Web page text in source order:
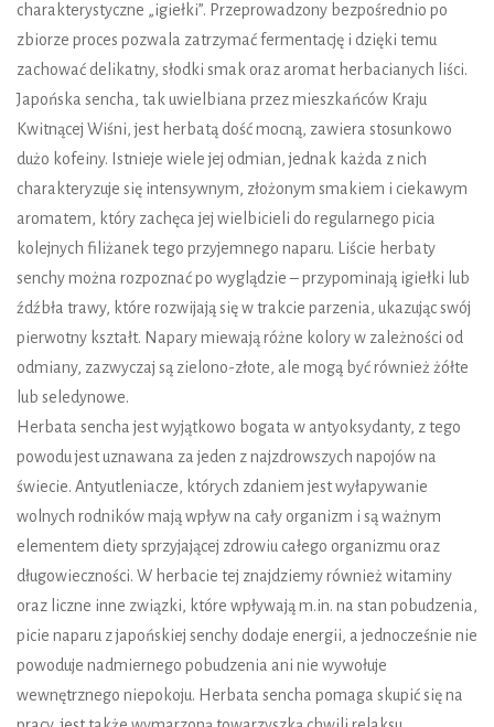
charakterystyczne „igiełki”. Przeprowadzony bezpośrednio po
zbiorze proces pozwala zatrzymać fermentację i dzięki temu
zachować delikatny, słodki smak oraz aromat herbacianych liści.
Japońska sencha, tak uwielbiana przez mieszkańców Kraju
Kwitnącej Wiśni, jest herbatą dość mocną, zawiera stosunkowo
dużo kofeiny. Istnieje wiele jej odmian, jednak każda z nich
charakteryzuje się intensywnym, złożonym smakiem i ciekawym
aromatem, który zachęca jej wielbicieli do regularnego picia
kolejnych filiżanek tego przyjemnego naparu. Liście herbaty
senchy można rozpoznać po wyglądzie – przypominają igiełki lub
źdźbła trawy, które rozwijają się w trakcie parzenia, ukazując swój
pierwotny kształt. Napary miewają różne kolory w zależności od
odmiany, zazwyczaj są zielono-złote, ale mogą być również żółte
lub seledynowe.
Herbata sencha jest wyjątkowo bogata w antyoksydanty, z tego
powodu jest uznawana za jeden z najzdrowszych napojów na
świecie. Antyutleniacze, których zdaniem jest wyłapywanie
wolnych rodników mają wpływ na cały organizm i są ważnym
elementem diety sprzyjającej zdrowiu całego organizmu oraz
długowieczności. W herbacie tej znajdziemy również witaminy
oraz liczne inne związki, które wpływają m.in. na stan pobudzenia,
picie naparu z japońskiej senchy dodaje energii, a jednocześnie nie
powoduje nadmiernego pobudzenia ani nie wywołuje
wewnętrznego niepokoju. Herbata sencha pomaga skupić się na